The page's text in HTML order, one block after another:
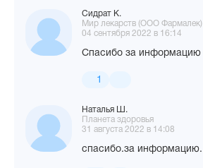
Сидрат К.
Мир лекарств (ООО Фармалек)
04 сентября 2022 в 16:14
Спасибо за информацию
1
Наталья Ш.
Планета здоровья
31 августа 2022 в 14:08
спасибо.за информацию.